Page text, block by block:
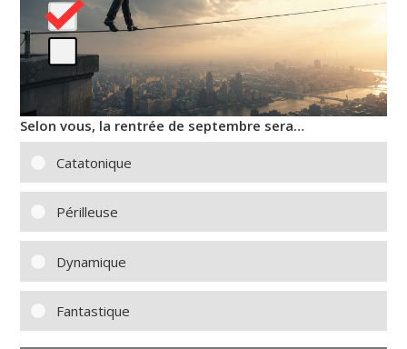
Selon vous, la rentrée de septembre sera…
Catatonique
Périlleuse
Dynamique
Fantastique